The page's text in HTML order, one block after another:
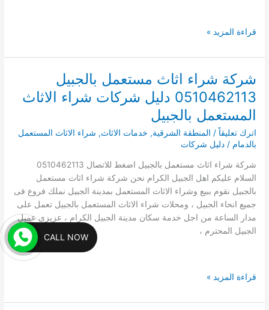
شراء
مستعمل
الباطن
قراءة المزيد »
شركة شراء اثاث مستعمل بالجبيل
0510462113 دليل شركات شراء الاثاث
المستعمل بالجبيل
اترك تعليقاً / المنطقة الشرقية, خدمات الاثاث, شراء الاثاث المستعمل
بالدمام /دليل شركات
شركة شراء اثاث مستعمل بالجبيل اضغط للاتصال 0510462113
السلام عليكم اهل الجبيل الكرام نحن شركة شراء اثاث مستعمل
بالجبيل نقوم ببيع وشراء الاثاث المستعمل بمدينة الجبيل نملك فروع فى
جميع انحاء الجبيل ، ومحلات شراء الاثاث المستعمل بالجبيل تعمل على
مدار الساعة من اجل خدمة سكان مدينة الجبيل الكرام ، عزيزى عميل
الجبيل المحترم ،
شركة
اثاث
قراءة المزيد »
CALL NOW